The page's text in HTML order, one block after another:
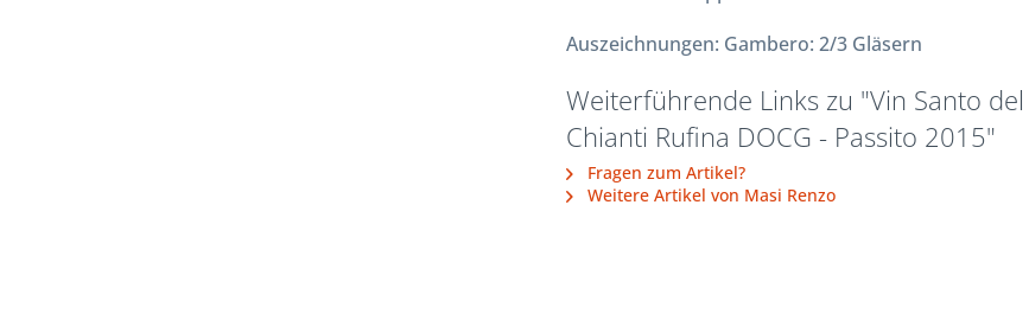
Auszeichnungen: Gambero: 2/3 Gläsern
Weiterführende Links zu "Vin Santo del
Chianti Rufina DOCG - Passito 2015"
Fragen zum Artikel?
Weitere Artikel von Masi Renzo